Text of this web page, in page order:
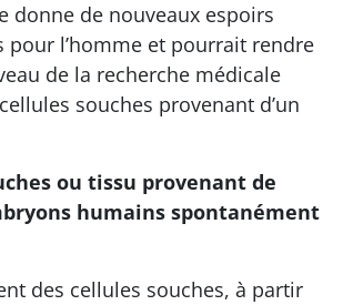
donne de nouveaux espoirs
pour l’homme et pourrait rendre
de la recherche médicale
souches provenant d’un
ou tissu provenant de
humains spontanément
des cellules souches, à partir